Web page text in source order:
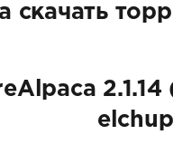
скачать